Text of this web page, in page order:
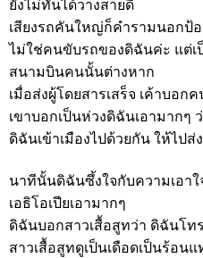
ยังไม่ทันได้วางสายดี
เสียงรถคันใหญ่ก็คำรามนอกป้
ไม่ใช่คนขับรถของดิฉันค่ะ แต่
สนามบินคนนั้นต่างหาก
เมื่อส่งผู้โดยสารเสร็จ เค้าบอ
เขาบอกเป็นห่วงดิฉันเอามากๆ
ดิฉันเข้าเมืองไปด้วยกัน ให้ไป
นาทีนั้นดิฉันซึ้งใจกับความเอา
เอธิโอเปียเอามากๆ
ดิฉันบอกสาวเสื้อสูทว่า ดิฉันโท
สาวเสื้อสูทดูเป็นเดือดเป็นร้อน